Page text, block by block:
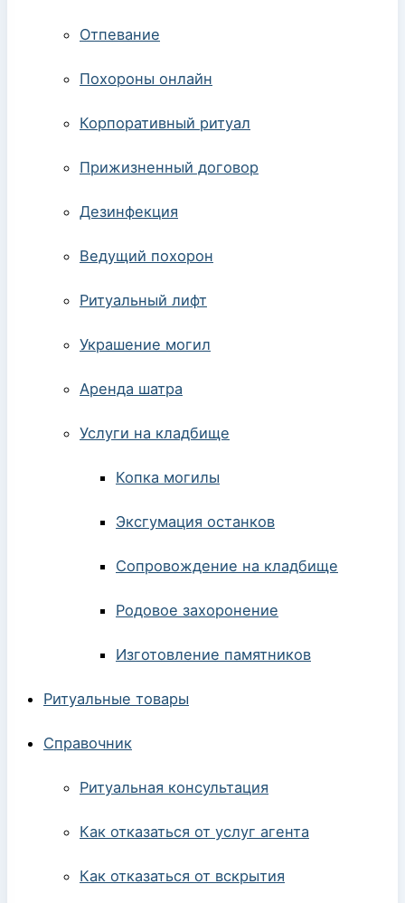
Отпевание
Похороны онлайн
Корпоративный ритуал
Прижизненный договор
Дезинфекция
Ведущий похорон
Ритуальный лифт
Украшение могил
Аренда шатра
Услуги на кладбище
Копка могилы
Эксгумация останков
Сопровождение на кладбище
Родовое захоронение
Изготовление памятников
Ритуальные товары
Справочник
Ритуальная консультация
Как отказаться от услуг агента
Как отказаться от вскрытия